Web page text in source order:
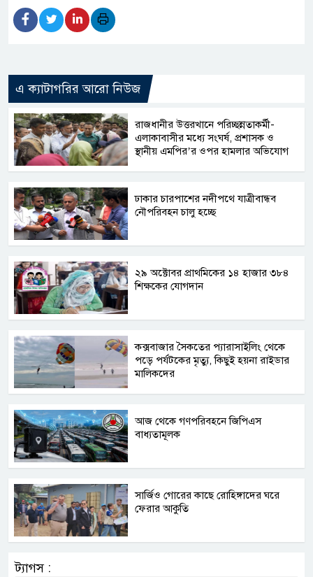
এ ক্যাটাগরির আরো নিউজ
রাজধানীর উত্তরখানে পরিচ্ছন্নতাকর্মী-
এলাকাবাসীর মধ্যে সংঘর্ষ, প্রশাসক ও
স্থানীয় এমপির’র ওপর হামলার অভিযোগ
ঢাকার চারপাশের নদীপথে যাত্রীবান্ধব
নৌপরিবহন চালু হচ্ছে
২৯ অক্টোবর প্রাথমিকের ১৪ হাজার ৩৮৪
শিক্ষকের যোগদান
কক্সবাজার সৈকতের প্যারাসাইলিং থেকে
পড়ে পর্যটকের মৃত্যু, কিছুই হয়না রাইডার
মালিকদের
আজ থেকে গণপরিবহনে জিপিএস
বাধ্যতামূলক
সার্জিও গোরের কাছে রোহিঙ্গাদের ঘরে
ফেরার আকুতি
ট্যাগস :